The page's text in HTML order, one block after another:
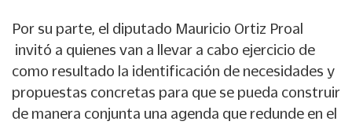
Por su parte, el diputado Mauricio Ortiz Proal
invitó a quienes van a llevar a cabo ejercicio de
como resultado la identificación de necesidades y
propuestas concretas para que se pueda construir
de manera conjunta una agenda que redunde en el